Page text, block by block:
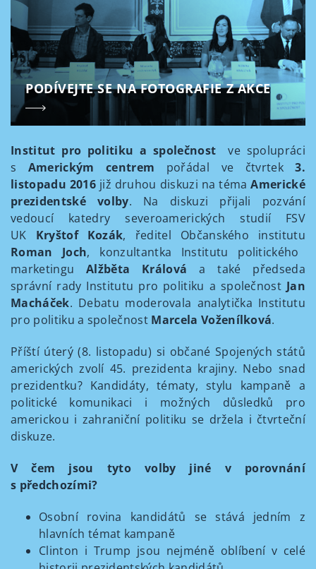
PODÍVEJTE SE NA FOTOGRAFIE Z AKCE
Institut pro politiku a společnost ve spolupráci
s Americkým centrem pořádal ve čtvrtek3.
listopadu 2016 již druhou diskuzi na témaAmerické
prezidentské volby. Na diskuzi přijali pozvání
vedoucí katedry severoamerických studií FSV
UK Kryštof Kozák, ředitel Občanského institutu
Roman Joch, konzultantka Institutu politického
marketinguAlžběta Králová a také předseda
správní rady Institutu pro politiku a společnost Jan
Macháček. Debatu moderovala analytička Institutu
pro politiku a společnost Marcela Voženílková.
Příští úterý (8. listopadu) si občané Spojených států
amerických zvolí 45. prezidenta krajiny. Nebo snad
prezidentku? Kandidáty, tématy, stylu kampaně a
politické komunikaci i možných důsledků pro
americkou i zahraniční politiku se držela i čtvrteční
diskuze.
V čem jsou tyto volby jiné v porovnání
s předchozími?
Osobní rovina kandidátů se stává jedním z
hlavních témat kampaně
Clinton i Trump jsou nejméně oblíbení v celé